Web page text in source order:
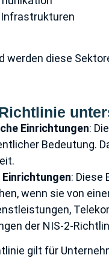
werden diese
Einrichtungen:
Bedeutung.
: Diese
wenn sie von
der NIS-2-
gilt für